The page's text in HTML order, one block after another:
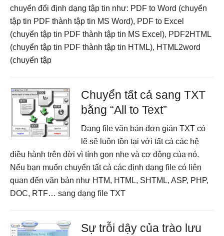
chuyển đổi định dạng tập tin như: PDF to Word (chuyển
tập tin PDF thành tập tin MS Word), PDF to Excel
(chuyển tập tin PDF thành tập tin MS Excel), PDF2HTML
(chuyển tập tin PDF thành tập tin HTML), HTML2word
(chuyển tập
Chuyển tất cả sang TXT
bằng “All to Text”
Dạng file văn bản đơn giản TXT có
lẽ sẽ luôn tồn tại với tất cả các hệ
điều hành trên đời vì tính gọn nhẹ và cơ động của nó.
Nếu bạn muốn chuyển tất cả các định dạng file có liên
quan đến văn bản như HTM, HTML, SHTML, ASP, PHP,
DOC, RTF… sang dạng file TXT
Sự trỗi dậy của trào lưu